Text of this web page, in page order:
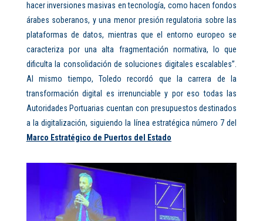
hacer inversiones masivas en tecnología, como hacen fondos
árabes soberanos, y una menor presión regulatoria sobre las
plataformas de datos, mientras que el entorno europeo se
caracteriza por una alta fragmentación normativa, lo que
dificulta la consolidación de soluciones digitales escalables”.
Al mismo tiempo, Toledo recordó que la carrera de la
transformación digital es irrenunciable y por eso todas las
Autoridades Portuarias cuentan con presupuestos destinados
a la digitalización, siguiendo la línea estratégica número 7 del
Marco Estratégico de Puertos del Estado